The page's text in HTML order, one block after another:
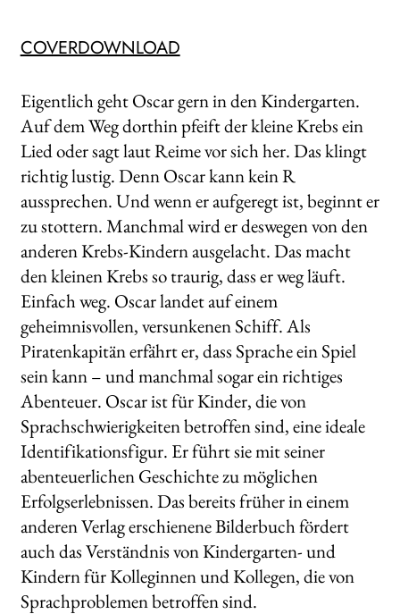
COVERDOWNLOAD
Eigentlich geht Oscar gern in den Kindergarten.
Auf dem Weg dorthin pfeift der kleine Krebs ein
Lied oder sagt laut Reime vor sich her. Das klingt
richtig lustig. Denn Oscar kann kein R
aussprechen. Und wenn er aufgeregt ist, beginnt er
zu stottern. Manchmal wird er deswegen von den
anderen Krebs-Kindern ausgelacht. Das macht
den kleinen Krebs so traurig, dass er weg läuft.
Einfach weg. Oscar landet auf einem
geheimnisvollen, versunkenen Schiff. Als
Piratenkapitän erfährt er, dass Sprache ein Spiel
sein kann – und manchmal sogar ein richtiges
Abenteuer. Oscar ist für Kinder, die von
Sprachschwierigkeiten betroffen sind, eine ideale
Identifikationsfigur. Er führt sie mit seiner
abenteuerlichen Geschichte zu möglichen
Erfolgserlebnissen. Das bereits früher in einem
anderen Verlag erschienene Bilderbuch fördert
auch das Verständnis von Kindergarten- und
Kindern für Kolleginnen und Kollegen, die von
Sprachproblemen betroffen sind.